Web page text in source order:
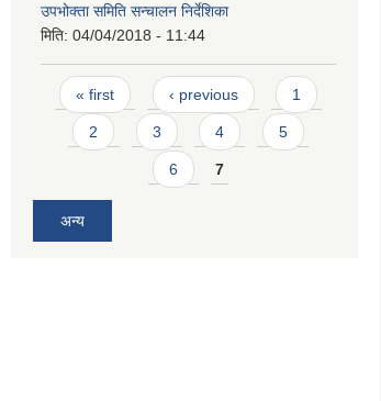
उपभोक्ता समिति सन्चालन निर्देशिका
मिति: 04/04/2018 - 11:44
Pages
« first ‹ previous 1
2 3 4 5
6 7
अन्य